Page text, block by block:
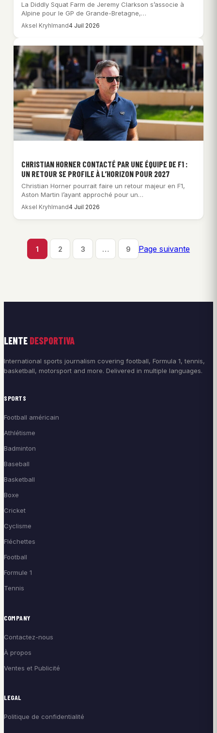
La Diddly Squat Farm de Jeremy Clarkson s’associe à
Alpine pour le GP de Grande-Bretagne,…
Aksel Kryhlmand4 Juil 2026
CHRISTIAN HORNER CONTACTÉ PAR UNE ÉQUIPE DE F1 :
UN RETOUR SE PROFILE À L’HORIZON POUR 2027
Christian Horner pourrait faire un retour majeur en F1,
Aston Martin l’ayant approché pour un…
Aksel Kryhlmand4 Juil 2026
1 2 3 … 9 Page suivante
LENTE DESPORTIVA
International sports journalism covering football, Formula 1, tennis,
basketball, motorsport and more. Delivered in multiple languages.
SPORTS
Football américain
Athlétisme
Badminton
Baseball
Basketball
Boxe
Cricket
Cyclisme
Fléchettes
Football
Formule 1
Tennis
COMPANY
Contactez-nous
À propos
Ventes et Publicité
LEGAL
Politique de confidentialité